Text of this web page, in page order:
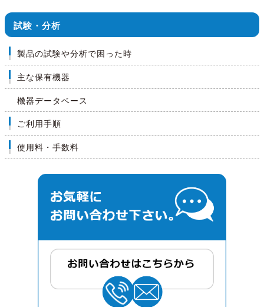
試験・分析
製品の試験や分析で困った時
主な保有機器
機器データベース
ご利用手順
使用料・手数料